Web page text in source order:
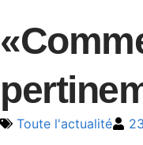
Toute l'actualité